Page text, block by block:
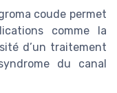
coude permet
comme la
d’un traitement
du canal